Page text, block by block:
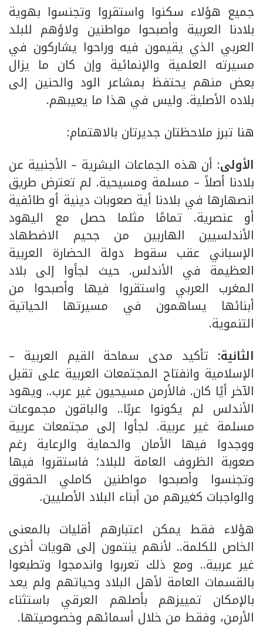
جميع هؤلاء سكنوا واستقروا وتجنسوا بهوية
بلادنا العربية وأصبحوا مواطنين ولاؤهم للبلد
العربي الذي يقيمون فيه وراحوا يشاركون في
مسيرته العلمية والإنمائية وإن كان ما يزال
بعض منهم يحتفظ بمشاعر الود والحنين إلى
بلاده الأصلية. وليس في هذا ما يعيبهم.
هنا تبرز ملاحظتان جديرتان بالاهتمام:
الأولى: أن هذه الجماعات البشرية – الأجنبية عن
بلادنا أصلاً – مسلمة ومسيحية. لم تعترض طريق
انصهارها في بلادنا أية صعوبات دينية أو طائفية
أو عنصرية. تمامًا مثلما حصل مع اليهود
الأندلسيين الهاربين من جحيم الاضطهاد
الإسباني عقب سقوط دولة الحضارة العربية
العظيمة في الأندلس. حيث لجأوا إلى بلاد
المغرب العربي واستقروا فيها وأصبحوا من
أبنائها يساهمون في مسيرتها الحياتية
التنموية.
الثانية: تأكيد مدى سماحة القيم العربية –
الإسلامية وانفتاح المجتمعات العربية على تقبل
الآخر أيًا كان. فالأرمن مسيحيون غير عرب.. ويهود
الأندلس لم يكونوا عربًا.. والباقون مجموعات
مسلمة غير عربية. لجأوا إلى مجتمعات عربية
ووجدوا فيها الأمان والحماية والرعاية رغم
صعوبة الظروف العامة للبلاد؛ فاستقروا فيها
وتجنسوا وأصبحوا مواطنين كاملي الحقوق
والواجبات كغيرهم من أبناء البلاد الأصليين.
هؤلاء فقط يمكن اعتبارهم أقليات بالمعنى
الخاص للكلمة.. لأنهم ينتمون إلى هويات أخرى
غير عربية.. ومع ذلك تعربوا واندمجوا وتطبعوا
بالقسمات العامة لأهل البلاد وحياتهم ولم يعد
بالإمكان تمييزهم بأصلهم العرقي باستثناء
الأرمن، وفقط من خلال أسمائهم وخصوصيتها.